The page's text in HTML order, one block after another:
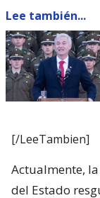
Lee también...
[/LeeTambien]
Actualmente,
del Estado